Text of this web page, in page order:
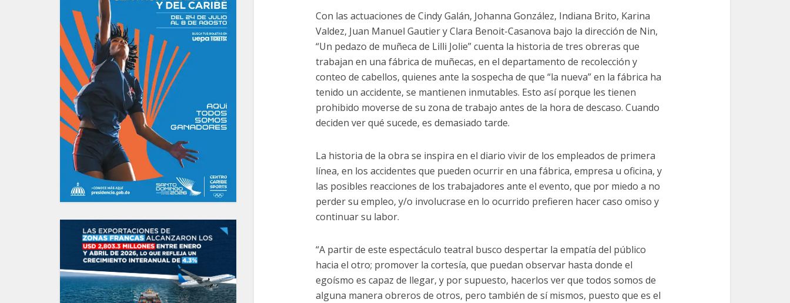
Con las actuaciones de Cindy Galán, Johanna González, Indiana Brito, Karina
Valdez, Juan Manuel Gautier y Clara Benoit-Casanova bajo la dirección de Nin,
“Un pedazo de muñeca de Lilli Jolie” cuenta la historia de tres obreras que
trabajan en una fábrica de muñecas, en el departamento de recolección y
conteo de cabellos, quienes ante la sospecha de que “la nueva” en la fábrica ha
tenido un accidente, se mantienen inmutables. Esto así porque les tienen
prohibido moverse de su zona de trabajo antes de la hora de descaso. Cuando
deciden ver qué sucede, es demasiado tarde.
La historia de la obra se inspira en el diario vivir de los empleados de primera
línea, en los accidentes que pueden ocurrir en una fábrica, empresa u oficina, y
las posibles reacciones de los trabajadores ante el evento, que por miedo a no
perder su empleo, y/o involucrase en lo ocurrido prefieren hacer caso omiso y
continuar su labor.
“A partir de este espectáculo teatral busco despertar la empatía del público
hacia el otro; promover la cortesía, que puedan observar hasta donde el
egoísmo es capaz de llegar, y por supuesto, hacerlos ver que todos somos de
alguna manera obreros de otros, pero también de sí mismos, puesto que es el